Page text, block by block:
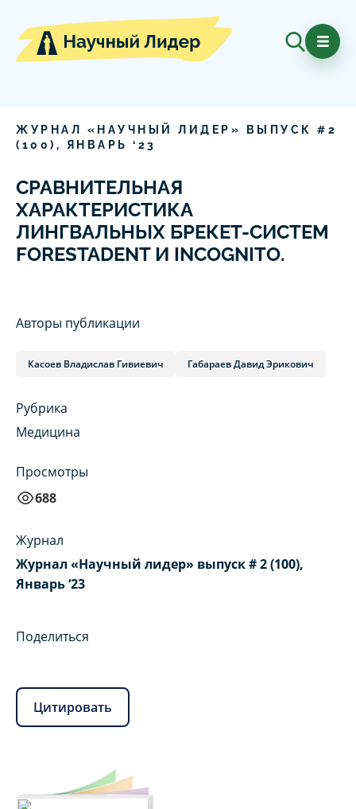
ЖУРНАЛ «НАУЧНЫЙ ЛИДЕР» ВЫПУСК # 2
( 100 ), ЯНВАРЬ ‘ 23
СРАВНИТЕЛЬНАЯ
ХАРАКТЕРИСТИКА
ЛИНГВАЛЬНЫХ БРЕКЕТ-СИСТЕМ
FORESTADENT И INCOGNITO.
Авторы публикации
Касоев Владислав Гивиевич Габараев Давид Эрикович
Рубрика
Медицина
Просмотры
688
Журнал
Журнал «Научный лидер» выпуск # 2 (100),
Январь ‘23
Поделиться
Цитировать